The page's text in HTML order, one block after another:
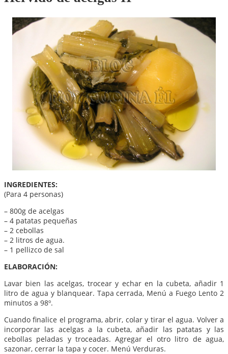
INGREDIENTES:
(Para 4 personas)
– 800g de acelgas
– 4 patatas pequeñas
– 2 cebollas
– 2 litros de agua.
– 1 pellizco de sal
ELABORACIÓN:
Lavar bien las acelgas, trocear y echar en la cubeta, añadir 1
litro de agua y blanquear. Tapa cerrada, Menú a Fuego Lento 2
minutos a 98º.
Cuando finalice el programa, abrir, colar y tirar el agua. Volver a
incorporar las acelgas a la cubeta, añadir las patatas y las
cebollas peladas y troceadas. Agregar el otro litro de agua,
sazonar, cerrar la tapa y cocer. Menú Verduras.